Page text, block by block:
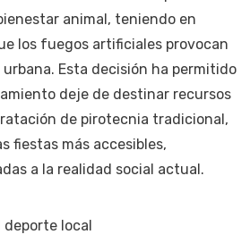
animal, teniendo en
los fuegos artificiales provocan
Esta decisión ha permitido
deje de destinar recursos
de pirotecnia tradicional,
fiestas más accesibles,
a la realidad social actual.
deporte local